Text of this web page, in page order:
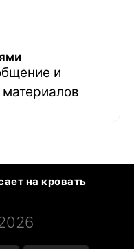
и
на кровать
пандемия